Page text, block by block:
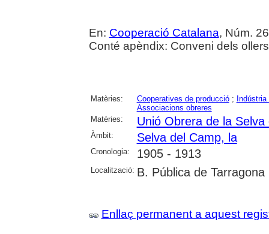
En: Cooperació Catalana, Núm.
Conté apèndix: Conveni dels
Matèries: Cooperatives de producció; Indústria
Associacions obreres
Matèries:
Unió Obrera de la Selva
Àmbit: Selva del Camp, la
Cronologia: 1905 - 1913
Localització: B. Pública de Tarragona
Enllaç permanent a aquest